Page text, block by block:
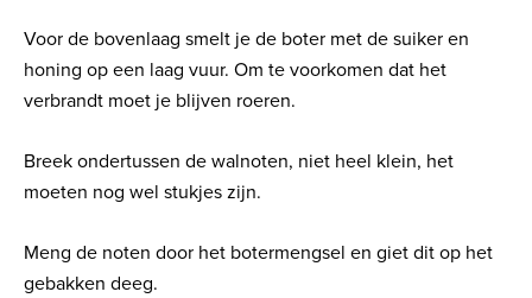
Voor de bovenlaag smelt je de boter met de suiker en
honing op een laag vuur. Om te voorkomen dat het
verbrandt moet je blijven roeren.
Breek ondertussen de walnoten, niet heel klein, het
moeten nog wel stukjes zijn.
Meng de noten door het botermengsel en giet dit op het
gebakken deeg.